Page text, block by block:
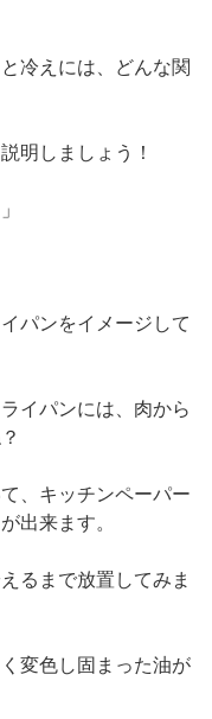
冷えには、どんな関
明しましょう！
パンをイメージして
イパンには、肉から
、キッチンペーパー
出来ます。
るまで放置してみま
変色し固まった油が